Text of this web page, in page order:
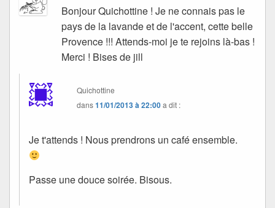
Bonjour Quichottine ! Je ne connais pas le
pays de la lavande et de l'accent, cette belle
Provence !!! Attends-moi je te rejoins là-bas !
Merci ! Bises de jill
Quichottine
dans11/01/2013 à 22:00a dit :
Je t'attends ! Nous prendrons un café ensemble.
Passe une douce soirée. Bisous.